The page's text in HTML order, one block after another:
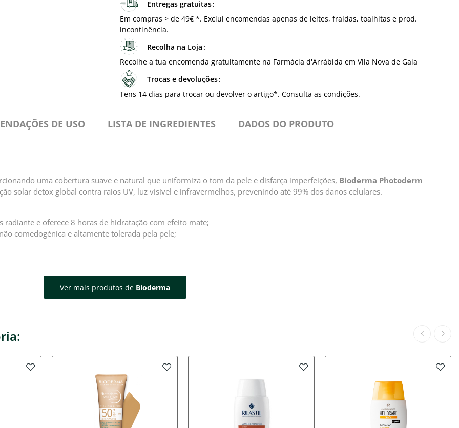
Entregas gratuitas
Em compras > de 49€ *. Exclui encomendas apenas de leites, fraldas, toalhitas e prod.
incontinência.
Recolha na Loja
Recolhe a tua encomenda gratuitamente na Farmácia d'Arrábida em Vila Nova de Gaia
Trocas e devoluções
Tens 14 dias para trocar ou devolver o artigo*. Consulta as condições.
DE USO ⁠LISTA DE INGREDIENTES DADOS DO PRODUTO
uma cobertura suave e natural que uniformiza o tom da pele e disfarça imperfeições, Bioderma Photoderm
solar detox global contra raios UV, luz visível e infravermelhos, prevenindo até 99% dos danos celulares.
e oferece 8 horas de hidratação com efeito mate;
comedogénica e altamente tolerada pela pele;
Ver mais produtos de Bioderma